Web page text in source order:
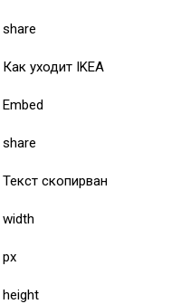
share
Как уходит IKEA
Embed
share
Текст скопирван
width
px
height